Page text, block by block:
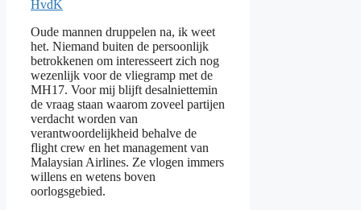
HvdK
Oude mannen druppelen na, ik weet
het. Niemand buiten de persoonlijk
betrokkenen om interesseert zich nog
wezenlijk voor de vliegramp met de
MH17. Voor mij blijft desalniettemin
de vraag staan waarom zoveel partijen
verdacht worden van
verantwoordelijkheid behalve de
flight crew en het management van
Malaysian Airlines. Ze vlogen immers
willens en wetens boven
oorlogsgebied.